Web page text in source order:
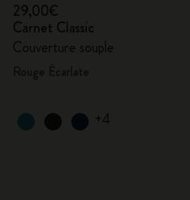
29,00€
Carnet Classic
Couverture souple
+4